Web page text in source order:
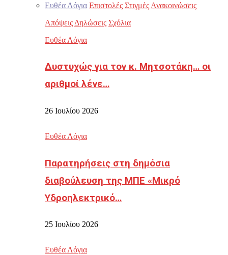
Ευθέα Λόγια Επιστολές Στιγμές Ανακοινώσεις
Απόψεις Δηλώσεις Σχόλια
Ευθέα Λόγια
Δυστυχώς για τον κ. Μητσοτάκη… οι
αριθμοί λένε…
26 Ιουλίου 2026
Ευθέα Λόγια
Παρατηρήσεις στη δημόσια
διαβούλευση της ΜΠΕ «Μικρό
Υδροηλεκτρικό…
25 Ιουλίου 2026
Ευθέα Λόγια